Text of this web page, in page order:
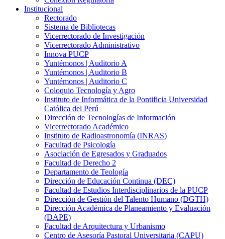
Institucional
Rectorado
Sistema de Bibliotecas
Vicerrectorado de Investigación
Vicerrectorado Administrativo
Innova PUCP
Yuntémonos | Auditorio A
Yuntémonos | Auditorio B
Yuntémonos | Auditorio C
Coloquio Tecnología y Agro
Instituto de Informática de la Pontificia Universidad
Católica del Perú
Dirección de Tecnologías de Información
Vicerrectorado Académico
Instituto de Radioastronomía (INRAS)
Facultad de Psicología
Asociación de Egresados y Graduados
Facultad de Derecho 2
Departamento de Teología
Dirección de Educación Continua (DEC)
Facultad de Estudios Interdisciplinarios de la PUCP
Dirección de Gestión del Talento Humano (DGTH)
Dirección Académica de Planeamiento y Evaluación
(DAPE)
Facultad de Arquitectura y Urbanismo
Centro de Asesoría Pastoral Universitaria (CAPU)